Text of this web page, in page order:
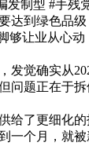
制型 #手残
到绿色品级
够让业从心
觉确实从
问题正在于
了更细化的
一个月，就